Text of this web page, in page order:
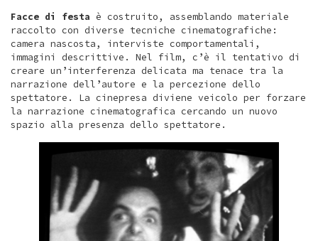
Facce di festa è costruito, assemblando materiale
raccolto con diverse tecniche cinematografiche:
camera nascosta, interviste comportamentali,
immagini descrittive. Nel film, c’è il tentativo di
creare un’interferenza delicata ma tenace tra la
narrazione dell’autore e la percezione dello
spettatore. La cinepresa diviene veicolo per forzare
la narrazione cinematografica cercando un nuovo
spazio alla presenza dello spettatore.